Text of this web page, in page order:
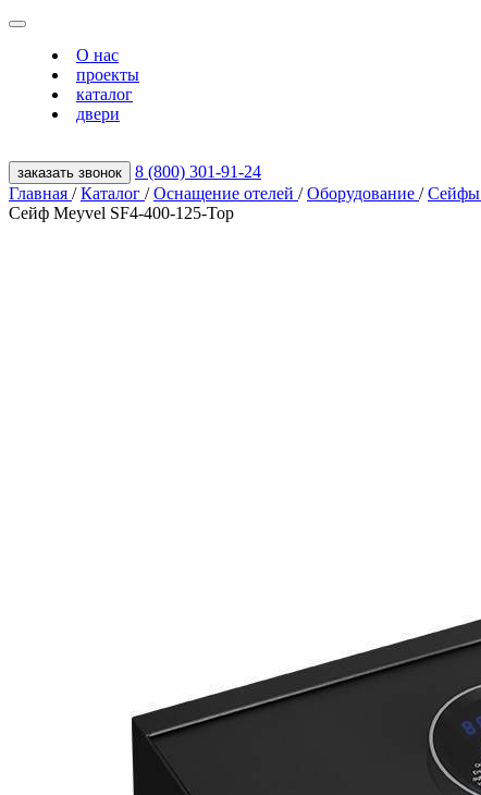
О нас
проекты
каталог
двери
заказать звонок
8 (800) 301‑91‑24
Главная / Каталог / Оснащение отелей / Оборудование / Сейфы
Сейф Meyvel SF4-400-125-Top